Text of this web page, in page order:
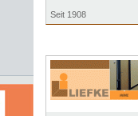
Seit 1908